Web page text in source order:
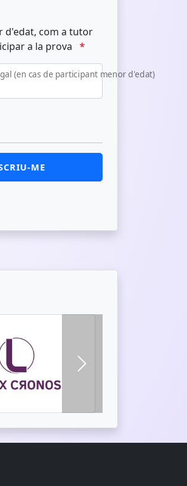
d'edat, com a tutor
a la prova*
(en cas de participant menor d'edat)
ME